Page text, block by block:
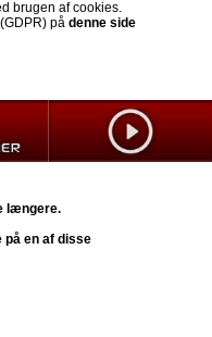
brugen af cookies.
på denne side
længere.
på en af disse